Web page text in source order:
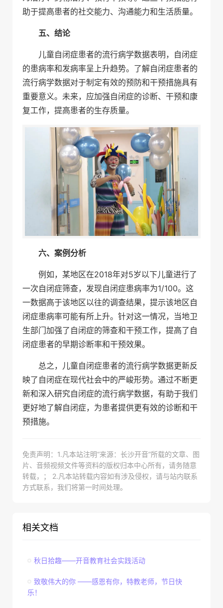
助于提高患者的社交能力、沟通能力和生活质量。
五、结论
儿童自闭症患者的流行病学数据表明，自闭症
的患病率和发病率呈上升趋势。了解自闭症患者的
流行病学数据对于制定有效的预防和干预措施具有
重要意义。未来，应加强自闭症的诊断、干预和康
复工作，提高患者的生存质量。
六、案例分析
例如，某地区在2018年对5岁以下儿童进行了
一次自闭症筛查，发现自闭症患病率为1/100。这
一数据高于该地区以往的调查结果，提示该地区自
闭症患病率可能有所上升。针对这一情况，当地卫
生部门加强了自闭症的筛查和干预工作，提高了自
闭症患者的早期诊断率和干预效果。
总之，儿童自闭症患者的流行病学数据更新反
映了自闭症在现代社会中的严峻形势。通过不断更
新和深入研究自闭症的流行病学数据，有助于我们
更好地了解自闭症，为患者提供更有效的诊断和干
预措施。
免责声明：1.凡本站注明“来源：长沙开音”所载的文章、图
片、音频视频文件等资料的版权归本中心所有，请务随意
转载，； 2.凡本站转载内容如有涉及侵权，请与站内联系
方式联系，我们将第一时间处理。
相关文档
秋日拾趣——开音教育社会实践活动
致敬伟大的你 ——感恩有你，特教老师，节日快
乐！